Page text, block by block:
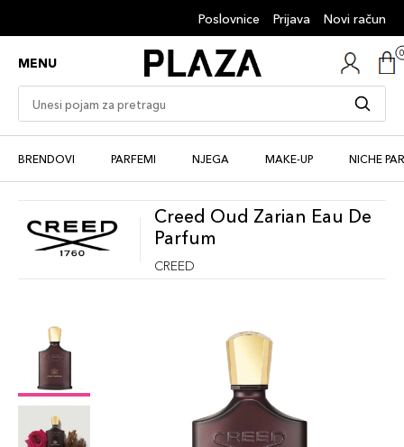
Poslovnice Prijava Novi račun
MENU
BRENDOVI PARFEMI NJEGA MAKE-UP NICHE
Creed Oud Zarian Eau De
Parfum
CREED